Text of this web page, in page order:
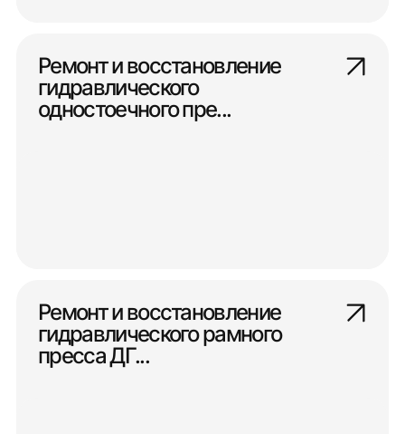
Ремонт и восстановление
гидравлического
одностоечного пре...
Ремонт и восстановление
гидравлического рамного
пресса ДГ...